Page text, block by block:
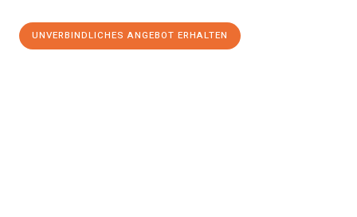
UNVERBINDLICHES ANGEBOT ERHALTEN